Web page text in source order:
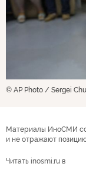
© AP Photo / Sergei
Материалы ИноСМИ
и не отражают
Читать inosmi.ru в